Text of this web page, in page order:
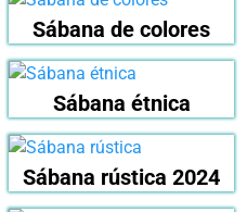
Sábana de colores
Sábana étnica
Sábana rústica 2024